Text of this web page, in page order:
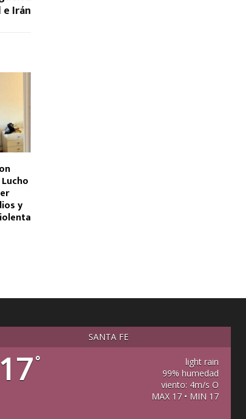
Irán
y
SANTA FE
17°
light rain
99% humedad
viento: 4m/s O
MAX 17 • MIN 17